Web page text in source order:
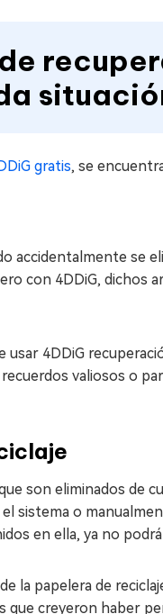
gratis, se
accidentalmente se
con 4DDiG, dichos
4DDiG
valiosos o
son eliminados de
sistema o
en ella, ya no
la papelera de
que creyeron haber